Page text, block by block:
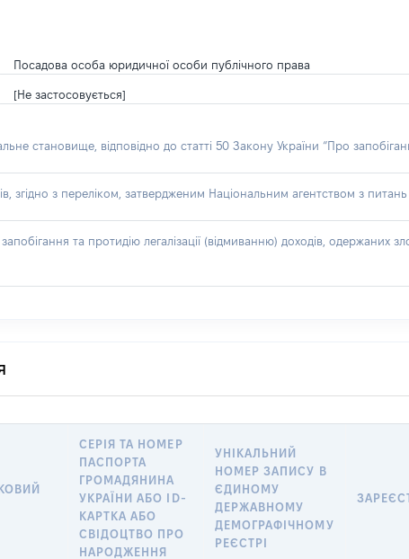
Посадова особа юридичної особи публічного права
[Не застосовується]
становище, відповідно до статті 50 Закону України “Про
з переліком, затвердженим Національним агентством з питань
та протидію легалізації (відмиванню) доходів,
СЕРІЯ ТА НОМЕР
ПАСПОРТА
ГРОМАДЯНИНА
УКРАЇНИ АБО ID-
КАРТКА АБО
СВІДОЦТВО ПРО
НАРОДЖЕННЯ
УНІКАЛЬНИЙ
НОМЕР ЗАПИСУ В
ЄДИНОМУ
ДЕРЖАВНОМУ
ДЕМОГРАФІЧНОМУ
РЕЄСТРІ